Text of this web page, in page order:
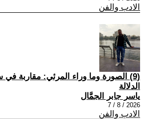
الادب والفن
(9) الصورة وما وراء المرئي: مقاربة في
الدلالة
ياسر جابر الجمَّال
2026 / 8 / 7
الادب والفن